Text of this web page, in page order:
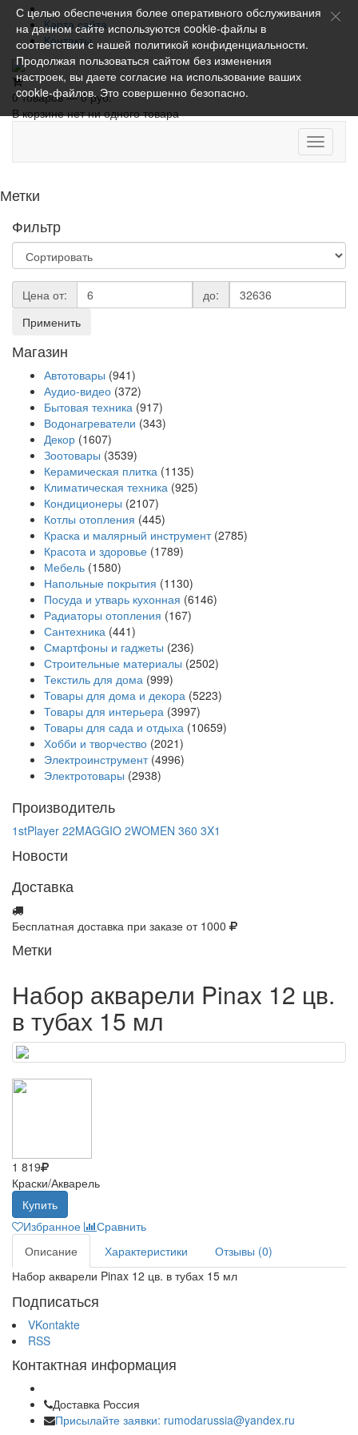
Карта сайта
Контакты
0 товаров — 0 руб.
В корзине нет ни одного товара
Toggle
Метки
Фильтр
Цена от:
до:
Применить
Магазин
Автотовары (941)
Аудио-видео (372)
Бытовая техника (917)
Водонагреватели (343)
Декор (1607)
Зоотовары (3539)
Керамическая плитка (1135)
Климатическая техника (925)
Кондиционеры (2107)
Котлы отопления (445)
Краска и малярный инструмент (2785)
Красота и здоровье (1789)
Мебель (1580)
Напольные покрытия (1130)
Посуда и утварь кухонная (6146)
Радиаторы отопления (167)
Сантехника (441)
Смартфоны и гаджеты (236)
Строительные материалы (2502)
Текстиль для дома (999)
Товары для дома и декора (5223)
Товары для интерьера (3997)
Товары для сада и отдыха (10659)
Хобби и творчество (2021)
Электроинструмент (4996)
Электротовары (2938)
Производитель
1stPlayer 22MAGGIO 2WOMEN 360 3X1
Новости
Доставка
Бесплатная доставка при заказе от 1000
Метки
Набор акварели Pinax 12 цв.
в тубах 15 мл
1 819
Краски/Акварель
Купить
Избранное
Сравнить
Описание
Характеристики
Отзывы (0)
Набор акварели Pinax 12 цв. в тубах 15 мл
Подписаться
VKontakte
RSS
Контактная информация
Доставка Россия
Присылайте заявки: rumodarussia@yandex.ru
С целью обеспечения более оперативного обслуживания
на данном сайте используются cookie-файлы в
соответствии с нашей политикой конфиденциальности.
Продолжая пользоваться сайтом без изменения
настроек, вы даете согласие на использование ваших
cookie-файлов. Это совершенно безопасно.